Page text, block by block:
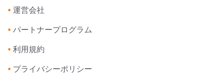
• 運営会社
• パートナープログラム
• 利用規約
• プライバシーポリシー